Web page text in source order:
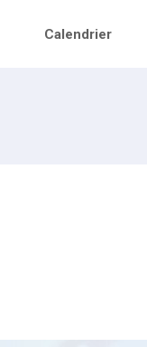
Calendrier